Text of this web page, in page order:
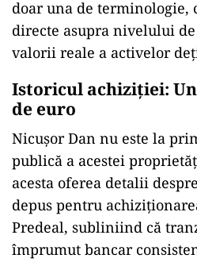
doar una de
directe asupra nivelului
valorii reale a activelor
Istoricul achiziției: Un
de euro
Nicușor Dan nu este la
publică a acestei
acesta oferea detalii
depus pentru
Predeal, subliniind că
împrumut bancar